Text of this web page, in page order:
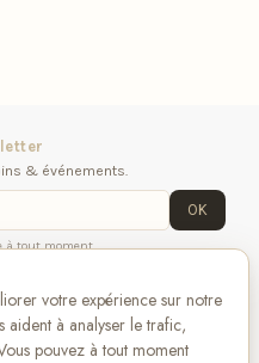
& événements.
OK
à tout moment.
nous
votre expérience sur notre
aident à analyser le trafic,
pouvez à tout moment